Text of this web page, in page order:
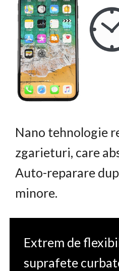
Nano tehnologie
zgarieturi, care
Auto-reparare
minore.
Extrem de
suprafete